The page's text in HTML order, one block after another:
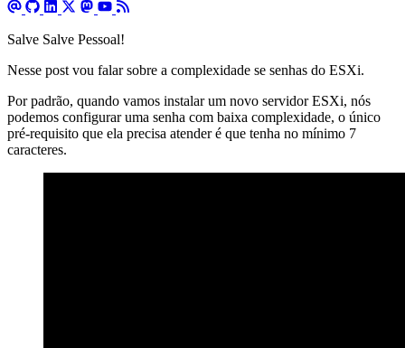
Salve Salve Pessoal!
Nesse post vou falar sobre a complexidade se senhas do ESXi.
Por padrão, quando vamos instalar um novo servidor ESXi, nós
podemos configurar uma senha com baixa complexidade, o único
pré-requisito que ela precisa atender é que tenha no mínimo 7
caracteres.